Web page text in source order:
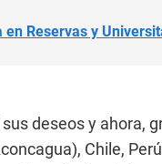
Reservas y
deseos y ahora,
Chile,